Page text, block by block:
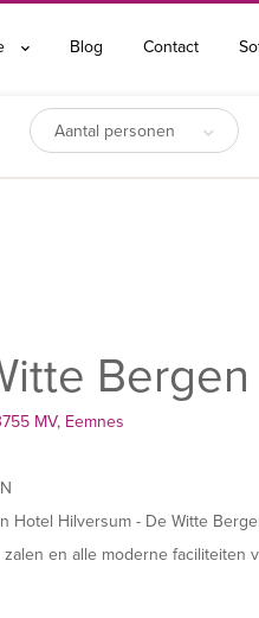
Blog Contact
Aantal personen
Bergen
MV, Eemnes
Hotel Hilversum - De Witte
en alle moderne faciliteiten